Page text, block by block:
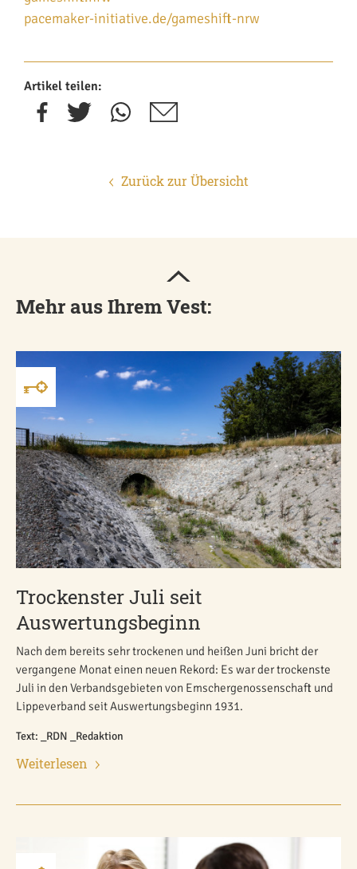
pacemaker-initiative.de/gameshift-nrw
Artikel teilen:
Zurück zur Übersicht
Mehr aus Ihrem Vest:
Trockenster Juli seit
Auswertungsbeginn
Nach dem bereits sehr trockenen und heißen Juni bricht der
vergangene Monat einen neuen Rekord: Es war der trockenste
Juli in den Verbandsgebieten von Emschergenossenschaft und
Lippeverband seit Auswertungsbeginn 1931.
Text: _RDN _Redaktion
Weiterlesen